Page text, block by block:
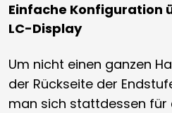
Einfache Konfiguration
LC-Display
Um nicht einen ganzen
der Rückseite der
man sich stattdessen für